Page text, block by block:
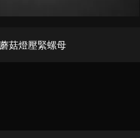
菇燈壓緊螺母